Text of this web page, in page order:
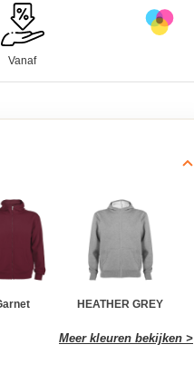
Vanaf
HEATHER GREY
Meer kleuren bekijken >